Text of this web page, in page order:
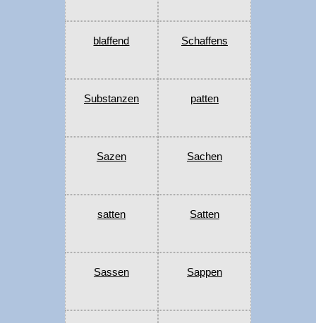
blaffend Schaffens
Substanzen patten
Sazen Sachen
satten Satten
Sassen Sappen